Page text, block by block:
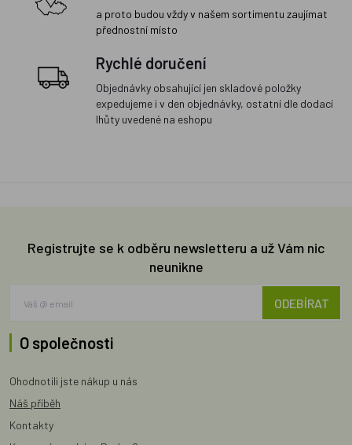
a proto budou vždy v našem sortimentu zaujímat
přednostní místo
Rychlé doručení
Objednávky obsahující jen skladové položky
expedujeme i v den objednávky, ostatní dle dodací
lhůty uvedené na eshopu
Registrujte se k odběru newsletteru a už Vám nic
neunikne
ODEBÍRAT
O společnosti
Ohodnotili jste nákup u nás
Náš příběh
Kontakty